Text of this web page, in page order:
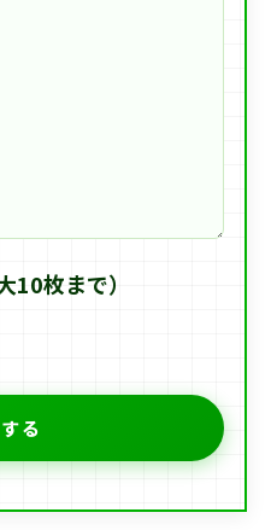
10枚まで）